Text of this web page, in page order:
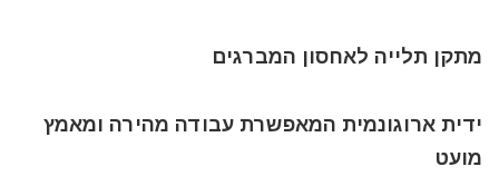
מתקן תלייה לאחסון המברגים
ידית ארוגונמית המאפשרת עבודה מהירה ומאמץ
מועט